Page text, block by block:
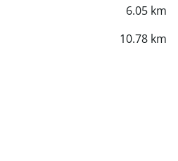
6.05 km
10.78 km